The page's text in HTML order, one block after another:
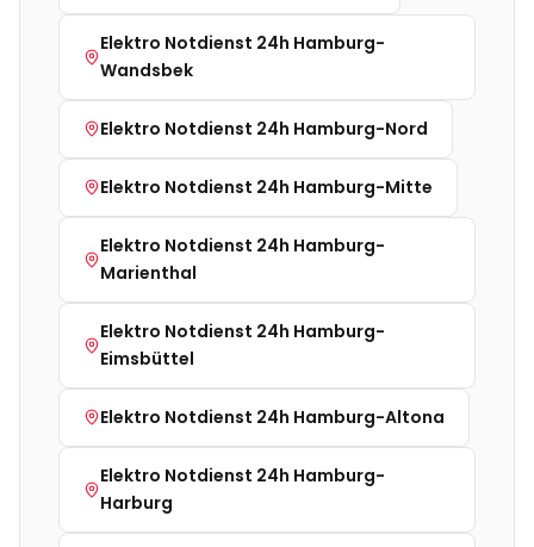
Elektro Notdienst 24h Hamburg-
Wandsbek
Elektro Notdienst 24h Hamburg-Nord
Elektro Notdienst 24h Hamburg-Mitte
Elektro Notdienst 24h Hamburg-
Marienthal
Elektro Notdienst 24h Hamburg-
Eimsbüttel
Elektro Notdienst 24h Hamburg-Altona
Elektro Notdienst 24h Hamburg-
Harburg